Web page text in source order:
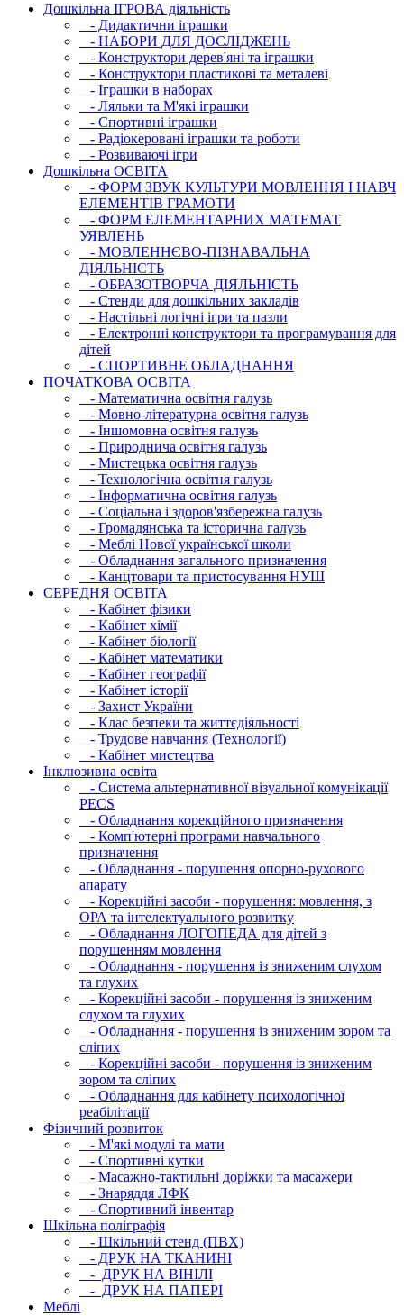
Дошкільна ІГРОВА діяльність
- Дидактични іграшки
- НАБОРИ ДЛЯ ДОСЛІДЖЕНЬ
- Конструктори дерев'яні та іграшки
- Конструктори пластикові та металеві
- Іграшки в наборах
- Ляльки та М'які іграшки
- Спортивні іграшки
- Радіокеровані іграшки та роботи
- Розвиваючі ігри
Дошкільна ОСВIТА
- ФОРМ ЗВУК КУЛЬТУРИ МОВЛЕННЯ І НАВЧ
ЕЛЕМЕНТІВ ГРАМОТИ
- ФОРМ ЕЛЕМЕНТАРНИХ МАТЕМАТ
УЯВЛЕНЬ
- МОВЛЕННЄВО-ПІЗНАВАЛЬНА
ДІЯЛЬНІСТЬ
- ОБРАЗОТВОРЧА ДІЯЛЬНІСТЬ
- Стенди для дошкільних закладів
- Настільні логічні ігри та пазли
- Електронні конструктори та програмування для
дітей
- СПОРТИВНЕ ОБЛАДНАННЯ
ПОЧАТКОВА ОСВIТА
- Математична освітня галузь
- Мовно-літературна освітня галузь
- Iншомовна освітня галузь
- Природнича освітня галузь
- Мистецька освітня галузь
- Технологічна освітня галузь
- Інфopматична освітня галузь
- Соціальна і здоров'язбережна галузь
- Громадянська та історична галузь
- Меблі Нової української школи
- Обладнання загального призначення
- Канцтовари та пристосування НУШ
СЕРЕДНЯ ОСВIТА
- Кабінет фізики
- Кабінет хімії
- Кабінет біології
- Кабінет математики
- Кабінет географії
- Кабінет історії
- Захист України
- Клас безпеки та життєдіяльності
- Трудове навчання (Технології)
- Кабінет мистецтва
Інклюзивна освіта
- Система альтернативної візуальної комунікації
PECS
- Обладнання корекційного призначення
- Комп'ютерні програми навчального
призначення
- Обладнання - порушення опорно-рухового
апарату
- Корекційні засоби - порушення: мовлення, з
ОРА та інтелектуального розвитку
- Обладнання ЛОГОПЕДА для дітей з
порушенням мовлення
- Обладнання - порушення із зниженим слухом
та глухих
- Корекційні засоби - порушення із зниженим
слухом та глухих
- Обладнання - порушення із зниженим зором та
сліпих
- Корекційні засоби - порушення із зниженим
зором та сліпих
- Обладнання для кабінету психологічної
реабілітації
Фізичний розвиток
- М'які модулi та мати
- Спортивні кутки
- Масажно-тактильні доріжки та масажери
- Знаряддя ЛФК
- Спортивний інвентар
Шкільна поліграфія
- Шкільний стенд (ПВХ)
- ДРУК НА ТКАНИНІ
- ДРУК НА ВІНІЛІ
- ДРУК НА ПАПЕРІ
Меблі